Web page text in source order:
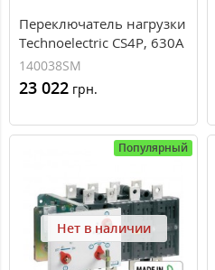
Переключатель нагрузки
Technoelectric CS4P, 630А
140038SM
23 022 грн.
Популярный
Нет в наличии